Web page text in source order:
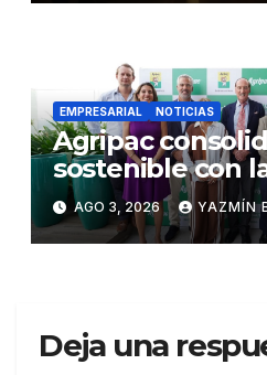
EMPRESARIAL NOTICIAS
Agripac
sostenible con
presentación
Memoria de
AGO 3, 2026 YAZMÍN
Deja una